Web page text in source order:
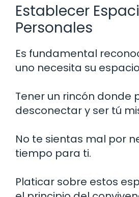
Establecer
Personales
Es fundamental
uno necesita su
Tener un rincón donde
desconectar y ser tú
No te sientas mal por
tiempo para ti.
Platicar sobre estos